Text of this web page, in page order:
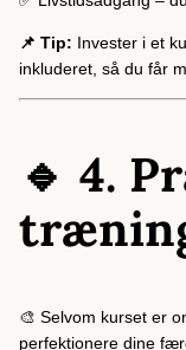
📌 Tip: Invester i et
inkluderet, så du får
🔹 4.
🎨 Selvom kurset er
perfektionere dine